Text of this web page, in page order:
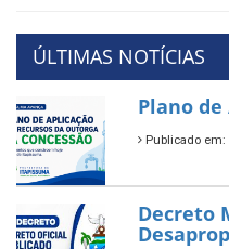
ÚLTIMAS NOTÍCIAS
Plano de
Publicado em:
Decreto